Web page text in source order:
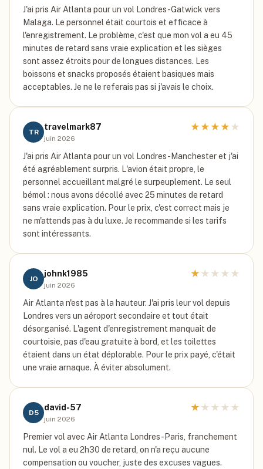
J'ai pris Air Atlanta pour un vol Londres-Gatwick vers
Malaga. Le personnel était courtois et efficace à
l'enregistrement. Le problème, c'est que mon vol a eu 45
minutes de retard sans vraie explication et les sièges
sont assez étroits pour de longues distances. Les
boissons et snacks proposés étaient basiques mais
acceptables. Je ne le referais pas si j'avais le choix.
TR
travelmark87
juin 2026
★ ★ ★ ★ ★
J'ai pris Air Atlanta pour un vol Londres-Manchester et j'ai
été agréablement surpris. L'avion était propre, le
personnel accueillant malgré le surpeuplement. Le seul
bémol : nous avons décollé avec 25 minutes de retard
sans vraie explication. Pour le prix, c'est correct mais je
ne m'attends pas à du luxe. Je recommande si les tarifs
sont intéressants.
JO
johnk1985
juin 2026
★ ★ ★ ★ ★
Air Atlanta n'est pas à la hauteur. J'ai pris leur vol depuis
Londres vers un aéroport secondaire et tout était
désorganisé. L'agent d'enregistrement manquait de
courtoisie, pas d'eau gratuite à bord, et les toilettes
étaient dans un état déplorable. Pour le prix payé, c'était
une vraie arnaque. À éviter absolument.
D5
david-57
juin 2026
★ ★ ★ ★ ★
Premier vol avec Air Atlanta Londres-Paris, franchement
nul. Le vol a eu 2h30 de retard, on n'a reçu aucune
compensation ou voucher, juste des excuses vagues.